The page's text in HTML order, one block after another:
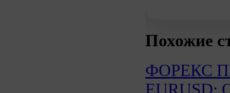
Похожие
ФОРЕКС